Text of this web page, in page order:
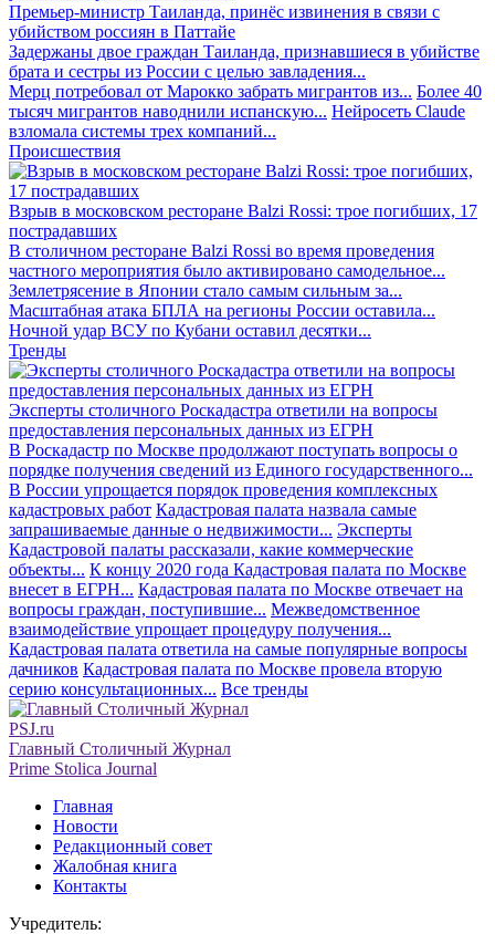
Премьер-министр Таиланда, принёс извинения в связи с
убийством россиян в Паттайе
Задержаны двое граждан Таиланда, признавшиеся в убийстве
брата и сестры из России с целью завладения...
Мерц потребовал от Марокко забрать мигрантов из... Более 40
тысяч мигрантов наводнили испанскую... Нейросеть Claude
взломала системы трех компаний...
Происшествия
Взрыв в московском ресторане Balzi Rossi: трое погибших, 17
пострадавших
В столичном ресторане Balzi Rossi во время проведения
частного мероприятия было активировано самодельное...
Землетрясение в Японии стало самым сильным за...
Масштабная атака БПЛА на регионы России оставила...
Ночной удар ВСУ по Кубани оставил десятки...
Тренды
Эксперты столичного Роскадастра ответили на вопросы
предоставления персональных данных из ЕГРН
В Роскадастр по Москве продолжают поступать вопросы о
порядке получения сведений из Единого государственного...
В России упрощается порядок проведения комплексных
кадастровых работ Кадастровая палата назвала самые
запрашиваемые данные о недвижимости... Эксперты
Кадастровой палаты рассказали, какие коммерческие
объекты... К концу 2020 года Кадастровая палата по Москве
внесет в ЕГРН... Кадастровая палата по Москве отвечает на
вопросы граждан, поступившие... Межведомственное
взаимодействие упрощает процедуру получения...
Кадастровая палата ответила на самые популярные вопросы
дачников Кадастровая палата по Москве провела вторую
серию консультационных... Все тренды
PSJ.ru
Главный Столичный Журнал
Prime Stolica Journal
Главная
Новости
Редакционный совет
Жалобная книга
Контакты
Учредитель: